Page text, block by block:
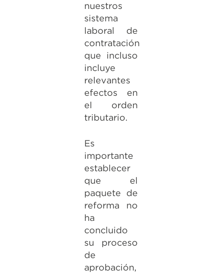
nuestros
sistema
laboral de
contratación
que incluso
incluye
relevantes
efectos en
el orden
tributario.
Es
importante
establecer
que el
paquete de
reforma no
ha
concluido
su proceso
de
aprobación,